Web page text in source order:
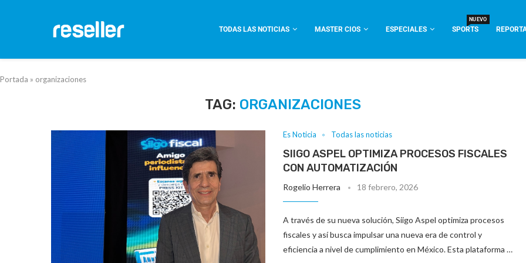
TODAS LAS NOTICIAS MASTER CIOS ESPECIALES SPORTS
NUEVO
Portada » organizaciones
TAG: ORGANIZACIONES
Es Noticia Todas las noticias
SIIGO ASPEL OPTIMIZA PROCESOS FISCALES
CON AUTOMATIZACIÓN
Rogelio Herrera 18 febrero, 2026
A través de su nueva solución, Siigo Aspel optimiza procesos
fiscales y así busca impulsar una nueva era de control y
eficiencia a nivel de cumplimiento en México. Esta plataforma …